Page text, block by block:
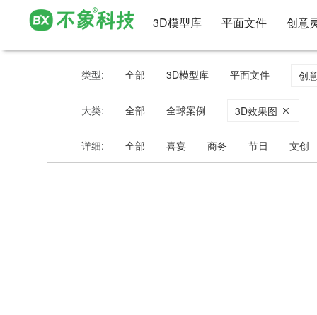
3D模型库 平面文件 创意
类型: 全部 3D模型库 平面文件 创
大类: 全部 全球案例 3D效果图
详细: 全部 喜宴 商务 节日 文创